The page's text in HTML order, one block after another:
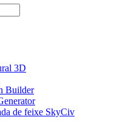
3D
Builder
de feixe SkyCiv